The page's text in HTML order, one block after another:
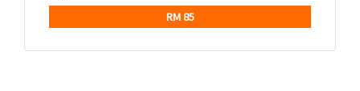
RM 85